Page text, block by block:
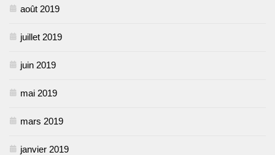
août 2019
juillet 2019
juin 2019
mai 2019
mars 2019
janvier 2019